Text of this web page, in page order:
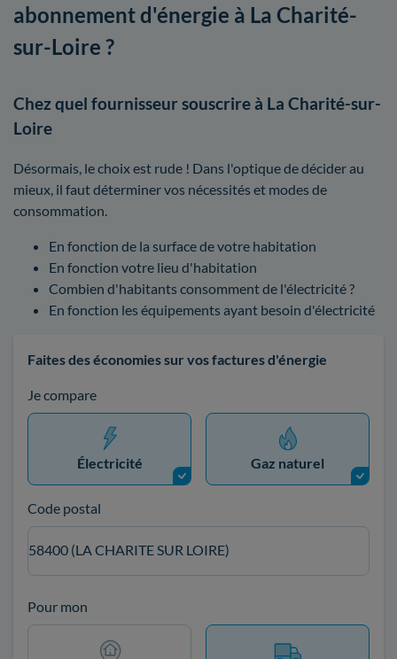
abonnement d'énergie à La Charité-
sur-Loire ?
Chez quel fournisseur souscrire à La Charité-sur-
Loire
Désormais, le choix est rude ! Dans l'optique de décider au
mieux, il faut déterminer vos nécessités et modes de
consommation.
En fonction de la surface de votre habitation
En fonction votre lieu d'habitation
Combien d'habitants consomment de l'électricité ?
En fonction les équipements ayant besoin d'électricité
Faites des économies sur vos factures d'énergie
Je compare
Électricité Gaz naturel
Code postal
58400 (LA CHARITE SUR LOIRE)
Pour mon